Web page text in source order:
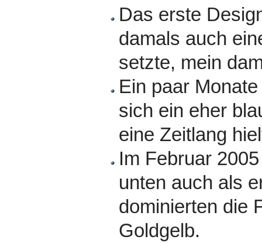
Das erste
damals auch
setzte, mein
Ein paar
sich ein eher
eine Zeitlang
Im Februar
unten auch als
dominierten die
Goldgelb.